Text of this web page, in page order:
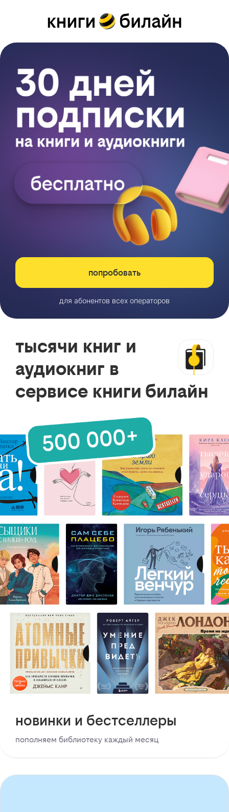
попробовать
для абонентов всех операторов
тысячи книг и
аудиокниг в
сервисе книги билайн
новинки и бестселлеры
пополняем библиотеку каждый месяц